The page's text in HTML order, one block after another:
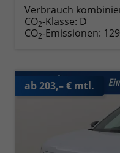
Verbrauch
CO2-Klasse: D
CO2-Emissionen:
ab 203,– € mtl.